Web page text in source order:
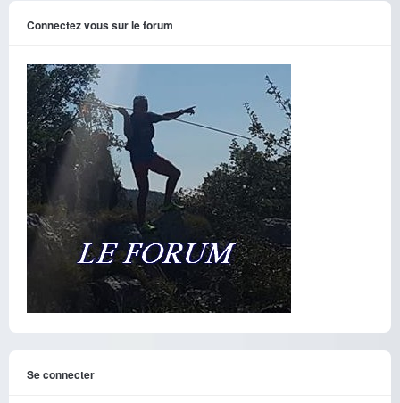
Connectez vous sur le forum
Se connecter